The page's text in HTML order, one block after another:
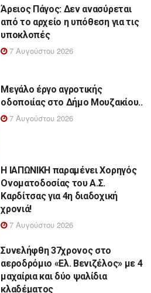
Άρειος Πάγος: Δεν ανασύρεται
από το αρχείο η υπόθεση για τις
υποκλοπές
7 Αυγούστου 2026
Μεγάλο έργο αγροτικής
οδοποιίας στο Δήμο Μουζακίου..
7 Αυγούστου 2026
Η ΙΑΠΩΝΙΚΗ παραμένει Χορηγός
Ονοματοδοσίας του Α.Σ.
Καρδίτσας για 4η διαδοχική
χρονιά!
7 Αυγούστου 2026
Συνελήφθη 37χρονος στο
αεροδρόμιο «Ελ. Βενιζέλος» με 4
μαχαίρια και δύο ψαλίδια
κλαδέματος